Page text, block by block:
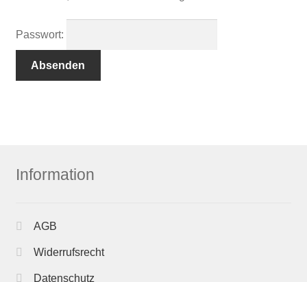
Passwort:
Information
AGB
Widerrufsrecht
Datenschutz